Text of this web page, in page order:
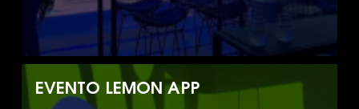
EVENTO LEMON APP